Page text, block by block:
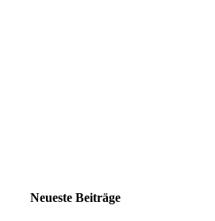
Neueste Beiträge